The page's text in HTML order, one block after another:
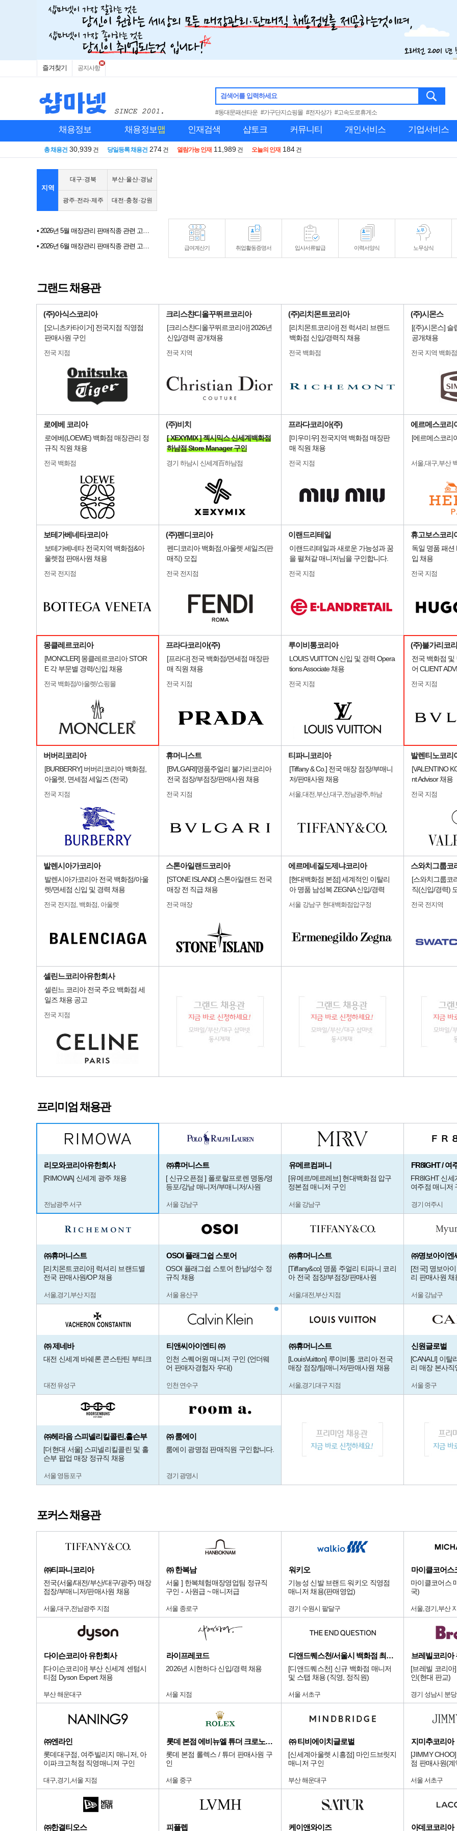
즐겨찾기 공지사항
검색어를 입력하세요
#동대문패션타운 #가구단지쇼핑몰 #전자상가 #고속도로휴게소
채용정보 채용정보맵 인재검색 샵토크 커뮤니티 개인서비스 기업서비스
총 채용건 30,939 건 당일등록 채용건 274 건 열람가능 인재 11,989 건 오늘의 인재 184 건
지역
대구·경북
광주·전라·제주
부산·울산·경남
대전·충청·강원
• 2026년 5월 매장관리 판매직종 관련 고용동향
• 2026년 6월 매장관리 판매직종 관련 고용동향
급여계산기 취업활동증명서 입사서류발급 이력서양식 노무상식
그랜드 채용관
(주)아식스코리아
[오니츠카타이거] 전국지점 직영점
판매사원 구인
전국 지점
크리스챤디올꾸뛰르코리아
[크리스챤디올꾸뛰르코리아] 2026년
신입/경력 공개채용
전국 지역
(주)리치몬트코리아
[리치몬트코리아] 전 럭셔리 브랜드
백화점 신입/경력직 채용
전국 백화점
(주)시몬스
[(주)시몬스] 슬
공개채용
전국 지역 백화점
로에베 코리아
로에베(LOEWE) 백화점 매장관리 정
규직 직원 채용
전국 백화점
(주)비치
[ XEXYMIX ] 젝시믹스 신세계백화점
하남점 Store Manager 구인
경기 하남시 신세계百하남점
프라다코리아(주)
[미우미우] 전국지역 백화점 매장판
매 직원 채용
전국 지점
에르메스코리
[에르메스코리
서울,대구,부산
보테가베네타코리아
보테가베네타 전국지역 백화점&아
울렛점 판매사원 채용
전국 전지점
(주)펜디코리아
펜디코리아 백화점,아울렛 세일즈(판
매직) 모집
전국 전지점
이랜드리테일
이랜드리테일과 새로운 가능성과 꿈
을 펼쳐갈 매니저님을 구인합니다.
전국 지점
휴고보스코리
독일 명품 패션
입 채용
전국 지점
몽클레르코리아
[MONCLER] 몽클레르코리아 STOR
E 각 부문별 경력/신입 채용
전국 백화점/아울렛/쇼핑몰
프라다코리아(주)
[프라다] 전국 백화점/면세점 매장판
매 직원 채용
전국 지점
루이비통코리아
LOUIS VUITTON 신입 및 경력 Opera
tions Associate 채용
전국 지점
(주)불가리코
전국 백화점 및
어 CLIENT
전국 지점
버버리코리아
[BURBERRY] 버버리코리아 백화점,
아울렛, 면세점 세일즈 (전국)
전국 지점
휴머니스트
[BVLGARI]명품주얼리 불가리코리아
전국 점장/부점장/판매사원 채용
전국 지점
티파니코리아
[Tiffany & Co.] 전국 매장 점장/부매니
저/판매사원 채용
서울,대전,부산,대구,전남광주,하남
발렌티노코리
[VALENTINO
nt Advisor 채용
전국 지점
발렌시아가코리아
발렌시아가코리아 전국 백화점/아울
렛/면세점 신입 및 경력 채용
전국 전지점, 백화점, 아울렛
스톤아일랜드코리아
[STONE ISLAND] 스톤아일랜드 전국
매장 전 직급 채용
전국 매장
에르메네질도제냐코리아
[현대백화점 본점] 세계적인 이탈리
아 명품 남성복 ZEGNA 신입/경력
서울 강남구 현대백화점압구정
스와치그룹코
[스와치그룹코
직(신입/경력)
전국 전지역
셀린느코리아유한회사
셀린느 코리아 전국 주요 백화점 세
일즈 채용 공고
전국 지점
프리미엄 채용관
리모와코리아유한회사
[RIMOWA] 신세계 광주 채용
전남광주 서구
㈜휴머니스트
[ 신규오픈점 ] 폴로랄프로렌 명동/영
등포/강남 매니저/부매니저/사원
서울 강남구
유메르컴퍼니
[유메르/메르레브] 현대백화점 압구
정본점 매니저 구인
서울 강남구
FR8IGHT / 여
FR8IGHT 신
여주점 매니저
경기 여주시
㈜휴머니스트
[리치몬트코리아] 럭셔리 브랜드별
전국 판매사원/OP 채용
서울,경기,부산 지점
OSOI 플래그쉽 스토어
OSOI 플래그쉽 스토어 한남/성수 정
규직 채용
서울 용산구
㈜휴머니스트
[Tiffany&co] 명품 주얼리 티파니 코리
아 전국 점장/부점장/판매사원
서울,대전,부산 지점
㈜명보아이엔
[전국] 명보아
리 판매사원
서울 강남구
㈜ 제네바
대전 신세계 바쉐론 콘스탄틴 부티크
대전 유성구
티앤씨아이엔티 ㈜
인천 스퀘어원 매니저 구인 (언더웨
어 판매자경험자 우대)
인천 연수구
㈜휴머니스트
[LouisVuitton] 루이비통 코리아 전국
매장 점장/팀매니저/판매사원 채용
서울,경기,대구 지점
신원글로벌
[CANALI] 이탈
리 매장 본사
서울 중구
㈜헤라음 스피넬리킬콜린,홀슨부
[더현대 서울] 스피넬리킬콜린 및 홀
슨부 팝업 매장 정규직 채용
서울 영등포구
㈜ 룸에이
룸에이 광명점 판매직원 구인합니다.
경기 광명시
포커스 채용관
㈜티파니코리아
전국(서울/대전/부산/대구/광주) 매장
점장/부매니저/판매사원 채용
서울,대구,전남광주 지점
㈜ 한복남
서울 ] 한복체험매장영업팀 정규직
구인 - 사원급 ~ 매니저급
서울 종로구
워키오
기능성 신발 브랜드 워키오 직영점
매니저 채용(판매영업)
경기 수원시 팔달구
마이클코어스
마이클코어스
국)
서울,경기,부산
다이슨코리아 유한회사
[다이슨코리아] 부산 신세계 센텀시
티점 Dyson Expert 채용
부산 해운대구
라이프레코드
2026년 시현하다 신입/경력 채용
서울 지점
디앤드퀘스천/서울시 백화점 최상급 점
[디앤드퀘스천] 신규 백화점 매니저
및 스탭 채용 (직영, 정직원)
서울 서초구
브레빌코리아
[브레빌 코리
인(현대 판교)
경기 성남시 분
㈜엔라인
롯데대구점, 여주빌리지 매니저, 아
이파크고척점 직영매니져 구인
대구,경기,서울 지점
롯데 본점 에비뉴엘 튜더 크로노다임
롯데 본점 롤렉스 / 튜더 판매사원 구
인
서울 중구
㈜ 티비에이치글로벌
[신세계아울렛 시흥점] 마인드브릿지
매니저 구인
부산 해운대구
지미추코리아
[JIMMY
점 판매사원(
서울 서초구
㈜한결티오스 피플렙 케이앤와이즈 아데코코리아